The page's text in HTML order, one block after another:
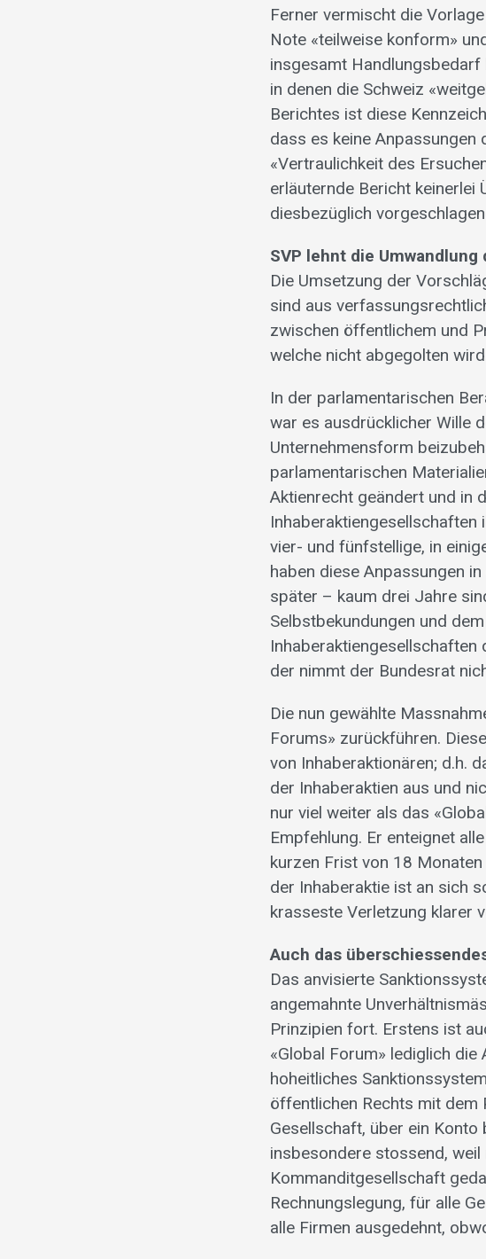
Ferner vermischt die
Note «teilweise konform»
insgesamt Handlungsbedarf
in denen die Schweiz
Berichtes ist diese
dass es keine
«Vertraulichkeit des
erläuternde Bericht keinerlei
diesbezüglich
SVP lehnt die
Die Umsetzung der
sind aus
zwischen öffentlichem und
welche nicht abgegolten
In der parlamentarischen
war es ausdrücklicher Wille
Unternehmensform
parlamentarischen
Aktienrecht geändert und in
Inhaberaktiengesellschaften
vier- und fünfstellige, in
haben diese Anpassungen
später – kaum drei Jahre
Selbstbekundungen und
der nimmt der Bundesrat
Die nun gewählte
Forums» zurückführen.
von Inhaberaktionären; d.h.
der Inhaberaktien aus und
nur viel weiter als das
Empfehlung. Er enteignet
kurzen Frist von 18
der Inhaberaktie ist an sich
krasseste Verletzung klarer
Auch das
Das anvisierte
angemahnte
Prinzipien fort. Erstens ist
«Global Forum» lediglich
hoheitliches
öffentlichen Rechts mit dem
Gesellschaft, über ein
insbesondere stossend,
Kommanditgesellschaft
Rechnungslegung, für alle
alle Firmen ausgedehnt,